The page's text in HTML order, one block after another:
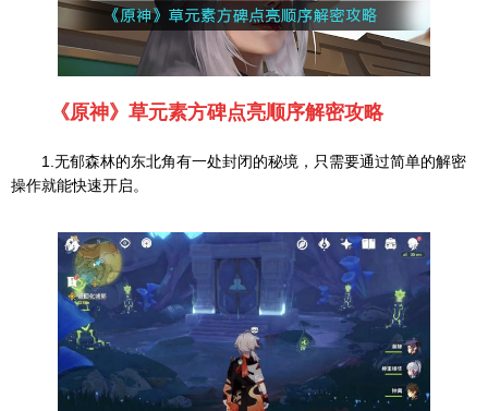
《原神》草元素方碑点亮顺序解密攻略
1.无郁森林的东北角有一处封闭的秘境，只需要通过简单的解密
操作就能快速开启。